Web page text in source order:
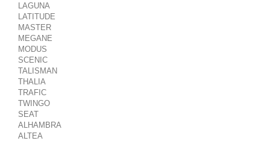
LAGUNA
LATITUDE
MASTER
MEGANE
MODUS
SCENIC
TALISMAN
THALIA
TRAFIC
TWINGO
SEAT
ALHAMBRA
ALTEA